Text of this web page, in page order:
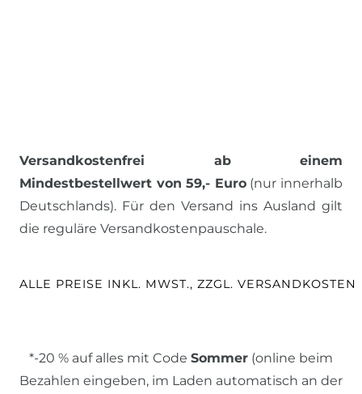
Versandkostenfrei ab einem
Mindestbestellwert von 59,- Euro(nur innerhalb
Deutschlands). Für den Versand ins Ausland gilt
die reguläre Versandkostenpauschale.
ALLE PREISE INKL. MWST., ZZGL. VERSANDKOSTEN
*-20 % auf alles mit Code Sommer (online beim
Bezahlen eingeben, im Laden automatisch an der